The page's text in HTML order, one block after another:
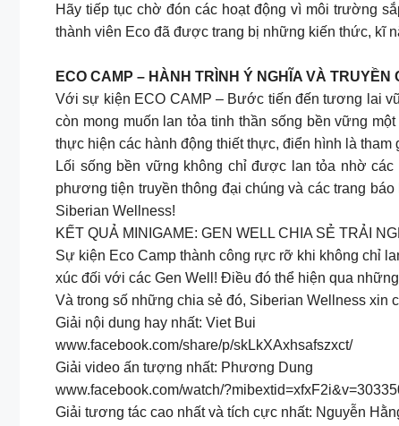
Hãy tiếp tục chờ đón các hoạt động vì môi trường
thành viên Eco đã được trang bị những kiến thức, kĩ
ECO CAMP – HÀNH TRÌNH Ý NGHĨA VÀ
Với sự kiện ECO CAMP – Bước tiến đến tương lai
còn mong muốn lan tỏa tinh thần sống bền vững
thực hiện các hành động thiết thực, điển hình là
Lối sống bền vững không chỉ được lan tỏa nhờ
phương tiện truyền thông đại chúng và các trang
Siberian Wellness!
KẾT QUẢ MINIGAME: GEN WELL CHIA SẺ TRẢI
Sự kiện Eco Camp thành công rực rỡ khi không chỉ
xúc đối với các Gen Well! Điều đó thể hiện qua
Và trong số những chia sẻ đó, Siberian Wellness xin
Giải nội dung hay nhất: Viet Bui
www.facebook.com/share/p/skLkXAxhsafszxct/
Giải video ấn tượng nhất: Phương Dung
www.facebook.com/watch/
Giải tương tác cao nhất và tích cực nhất: Nguyễn